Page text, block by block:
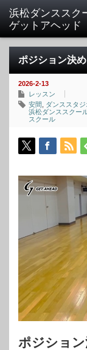
ポジション決
2026-2-13
レッスン
安間
ダンススタジ
浜松ダンススクー
スクール
ポジショ